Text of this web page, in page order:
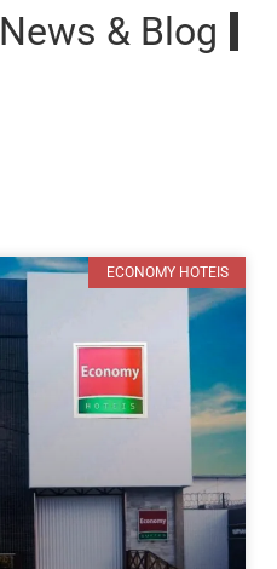
News & Blog
ECONOMY HOTEIS